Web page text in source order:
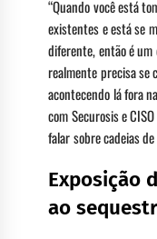
“Quando você está
existentes e está se
diferente, então é
realmente precisa se
acontecendo lá fora
com Securosis e
falar sobre cadeias
Exposição
ao